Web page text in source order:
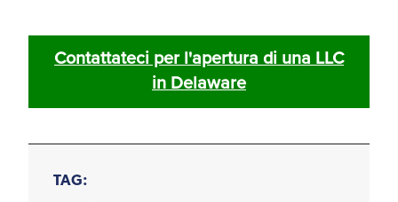
Contattateci per l'apertura di una LLC
in Delaware
TAG: